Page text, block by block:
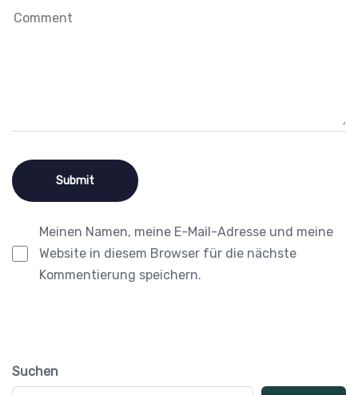
Meinen Namen, meine E-Mail-Adresse und meine
Website in diesem Browser für die nächste
Kommentierung speichern.
Suchen